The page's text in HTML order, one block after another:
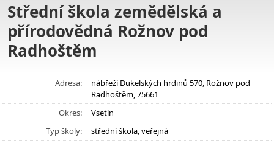
Střední škola zemědělská a
přírodovědná Rožnov pod
Radhoštěm
Adresa:
nábřeží Dukelských hrdinů 570, Rožnov pod
Radhoštěm, 75661
Okres:
Vsetín
Typ školy:
střední škola, veřejná